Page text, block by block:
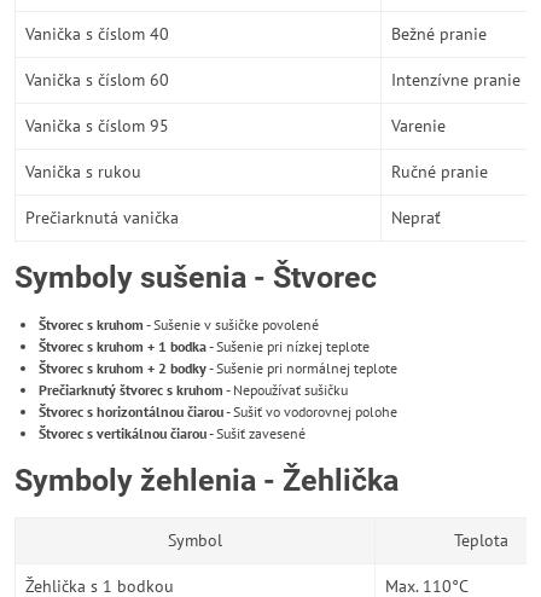
Vanička s číslom 40 Bežné pranie
Vanička s číslom 60 Intenzívne pranie
Vanička s číslom 95 Varenie
Vanička s rukou Ručné pranie
Prečiarknutá vanička Neprať
Symboly sušenia - Štvorec
Štvorec s kruhom - Sušenie v sušičke povolené
Štvorec s kruhom + 1 bodka- Sušenie pri nízkej teplote
Štvorec s kruhom + 2 bodky- Sušenie pri normálnej teplote
Prečiarknutý štvorec s kruhom - Nepoužívať sušičku
Štvorec s horizontálnou čiarou- Sušiť vo vodorovnej polohe
Štvorec s vertikálnou čiarou- Sušiť zavesené
Symboly žehlenia - Žehlička
Symbol Teplota
Žehlička s 1 bodkou Max. 110°C